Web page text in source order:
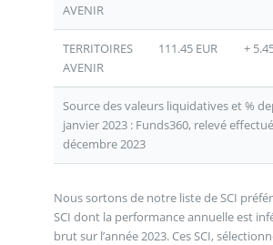
AVENIR
TERRITOIRES
AVENIR
111.45 EUR +
Source des valeurs liquidatives et %
janvier 2023 : Funds360, relevé
décembre 2023
Nous sortons de notre liste de SCI
SCI dont la performance annuelle est
brut sur l’année 2023. Ces SCI,